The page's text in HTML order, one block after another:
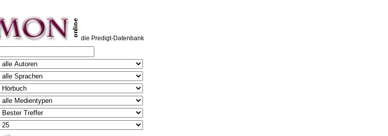
die Predigt-Datenbank